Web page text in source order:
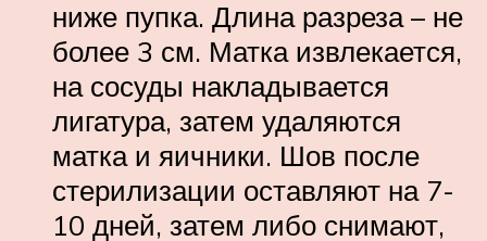
ниже пупка. Длина разреза – не
более 3 см. Матка извлекается,
на сосуды накладывается
лигатура, затем удаляются
матка и яичники. Шов после
стерилизации оставляют на 7-
10 дней, затем либо снимают,